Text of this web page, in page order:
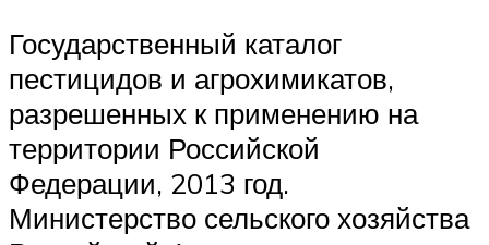
Государственный каталог
пестицидов и агрохимикатов,
разрешенных к применению на
территории Российской
Федерации, 2013 год.
Министерство сельского хозяйства